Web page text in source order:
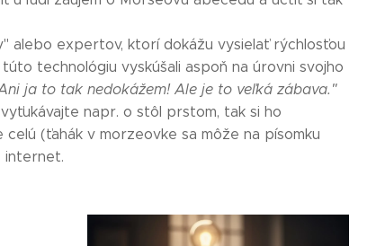
alebo expertov, ktorí dokážu vysielať rýchlosťou
technológiu vyskúšali aspoň na úrovni svojho
ja to tak nedokážem! Ale je to veľká zábava."
napr. o stôl prstom, tak si ho
(ťahák v morzeovke sa môže na písomku
internet.